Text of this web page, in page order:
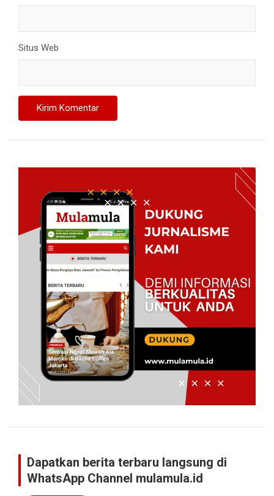
Situs Web
Dapatkan berita terbaru langsung di
WhatsApp Channel mulamula.id